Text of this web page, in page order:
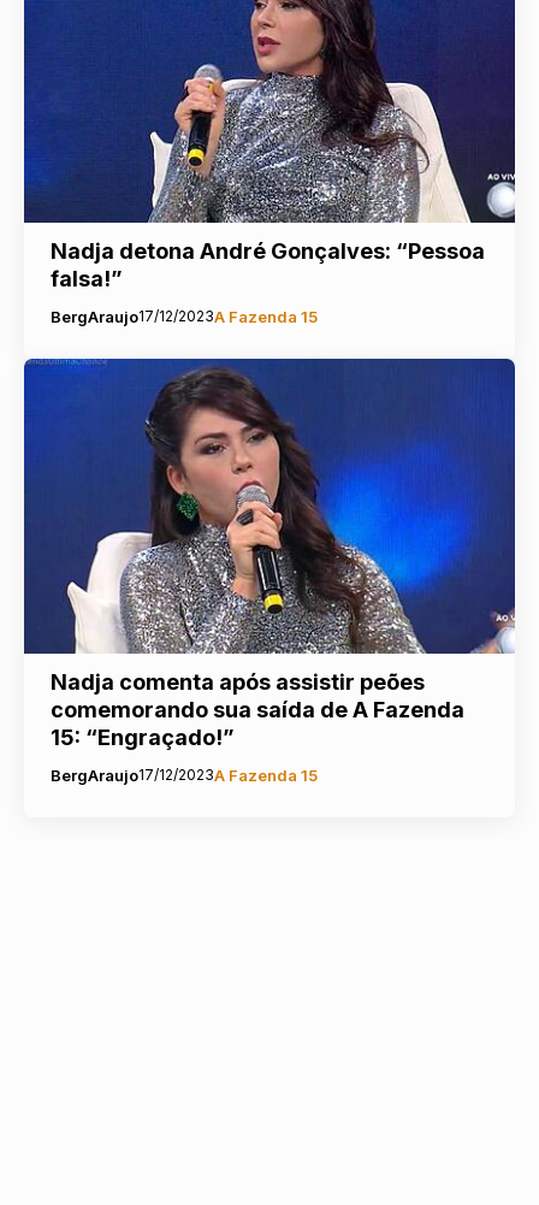
Nadja detona André Gonçalves: “Pessoa
falsa!”
BergAraujo17/12/2023A Fazenda 15
Nadja comenta após assistir peões
comemorando sua saída de A Fazenda
15: “Engraçado!”
BergAraujo17/12/2023A Fazenda 15